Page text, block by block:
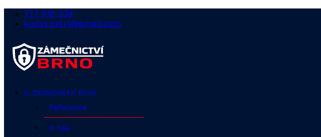
777 818 339
kodys.petr1@gmail.com
O Zámečnictví Brno
Reference
O nás